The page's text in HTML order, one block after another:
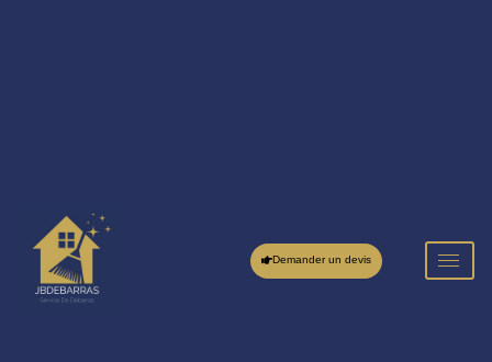
Demander un devis